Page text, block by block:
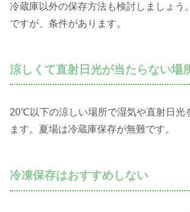
冷蔵庫以外の保存方法も検討しましょう
ですが、条件があります。
涼しくて直射日光が当たらない場
20℃以下の涼しい場所で湿気や直射日光
ます。夏場は冷蔵庫保存が無難です。
冷凍保存はおすすめしない